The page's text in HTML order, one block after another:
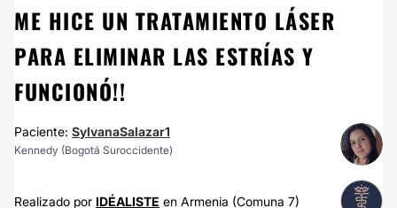
ME HICE UN TRATAMIENTO LÁSER
PARA ELIMINAR LAS ESTRÍAS Y
FUNCIONÓ!!
Paciente: SylvanaSalazar1
Kennedy (Bogotá Suroccidente)
Realizado por IDÉALISTE en Armenia (Comuna 7)